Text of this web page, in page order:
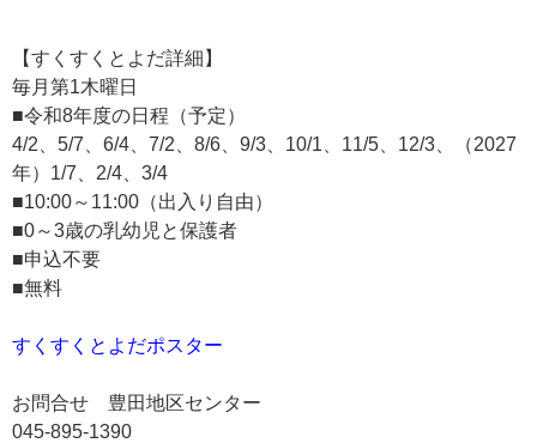
【すくすくとよだ詳細】
毎月第1木曜日
■令和8年度の日程（予定）
4/2、5/7、6/4、7/2、8/6、9/3、10/1、11/5、12/3、（2027
年）1/7、2/4、3/4
■10:00～11:00（出入り自由）
■0～3歳の乳幼児と保護者
■申込不要
■無料
すくすくとよだポスター
お問合せ 豊田地区センター
045-895-1390